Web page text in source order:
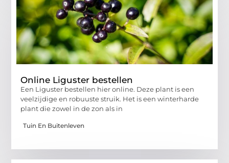
Online Liguster bestellen
Een Liguster bestellen hier online. Deze plant is een
veelzijdige en robuuste struik. Het is een winterharde
plant die zowel in de zon als in
Tuin En Buitenleven